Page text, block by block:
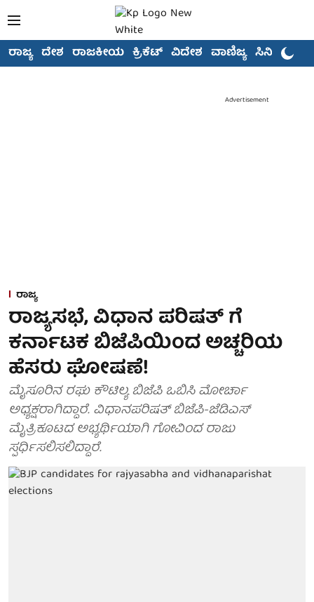
ರಾಜ್ಯ ದೇಶ ರಾಜಕೀಯ ಕ್ರಿಕೆಟ್ ವಿದೇಶ ವಾಣಿಜ್ಯ ಸಿನಿಮಾ
Advertisement
ರಾಜ್ಯ
ರಾಜ್ಯಸಭೆ, ವಿಧಾನ ಪರಿಷತ್ ಗೆ
ಕರ್ನಾಟಕ ಬಿಜೆಪಿಯಿಂದ ಅಚ್ಚರಿಯ
ಹೆಸರು ಘೋಷಣೆ!
ಮೈಸೂರಿನ ರಘು ಕೌಟಿಲ್ಯ ಬಿಜೆಪಿ ಒಬಿಸಿ ಮೋರ್ಚಾ
ಅಧ್ಯಕ್ಷರಾಗಿದ್ದಾರೆ. ವಿಧಾನಪರಿಷತ್ ಬಿಜೆಪಿ-ಜೆಡಿಎಸ್
ಮೈತ್ರಿಕೂಟದ ಅಭ್ಯರ್ಥಿಯಾಗಿ ಗೋವಿಂದ ರಾಜು
ಸ್ಪರ್ಧಿಸಲಿಸಲಿದ್ದಾರೆ.